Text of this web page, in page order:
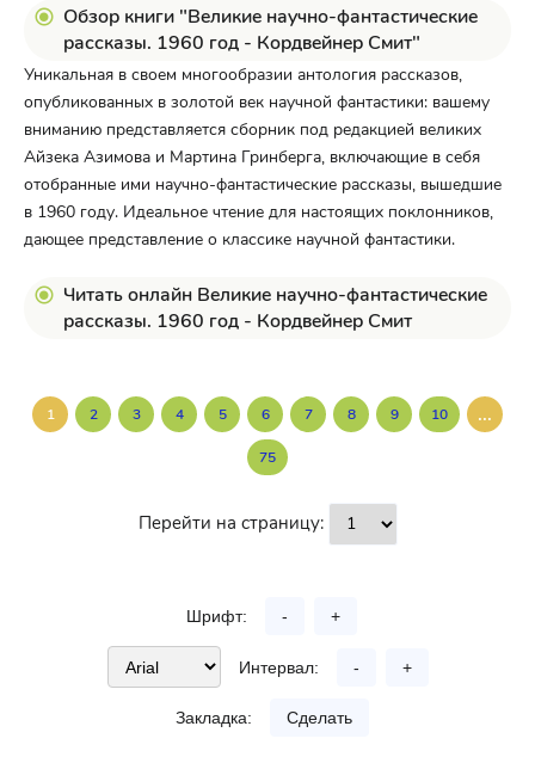
Обзор книги "Великие научно-фантастические
рассказы. 1960 год - Кордвейнер Смит"
Уникальная в своем многообразии антология рассказов,
опубликованных в золотой век научной фантастики: вашему
вниманию представляется сборник под редакцией великих
Айзека Азимова и Мартина Гринберга, включающие в себя
отобранные ими научно-фантастические рассказы, вышедшие
в 1960 году. Идеальное чтение для настоящих поклонников,
дающее представление о классике научной фантастики.
Читать онлайн Великие научно-фантастические
рассказы. 1960 год - Кордвейнер Смит
1 2 3 4 5 6 7 8 9 10 ...
75
Перейти на страницу:
Шрифт: - +
Интервал: - +
Закладка: Сделать